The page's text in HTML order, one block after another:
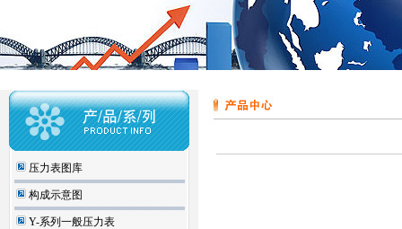
压力表图库
构成示意图
Y-系列一般压力表